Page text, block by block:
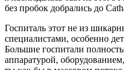
без пробок добрались до
Госпиталь этот не из
специалистами, особенно
Большие госпитали
аппаратурой,